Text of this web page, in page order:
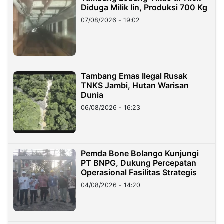
Diduga Milik Iin, Produksi 700 Kg
07/08/2026 - 19:02
Tambang Emas Ilegal Rusak
TNKS Jambi, Hutan Warisan
Dunia
06/08/2026 - 16:23
Pemda Bone Bolango Kunjungi
PT BNPG, Dukung Percepatan
Operasional Fasilitas Strategis
04/08/2026 - 14:20